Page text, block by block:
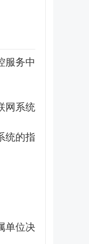
服务中
网系统
统的指
单位决